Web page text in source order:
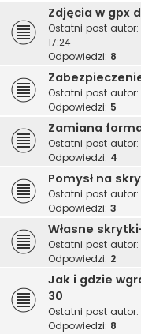
Zdjęcia w gpx
Ostatni post autor:
17:24
Odpowiedzi: 8
Ostatni post autor:
Odpowiedzi: 5
Zamiana
Ostatni post autor:
Odpowiedzi: 4
Pomysł na
Ostatni post autor:
Odpowiedzi: 3
Własne
Ostatni post autor:
Odpowiedzi: 2
Jak i gdzie
30
Ostatni post autor:
Odpowiedzi: 8